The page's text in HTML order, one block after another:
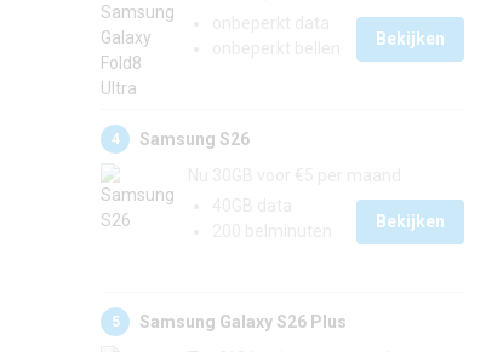
Bekijken
4
Samsung S26
Bekijken
5
Samsung Galaxy S26 Plus